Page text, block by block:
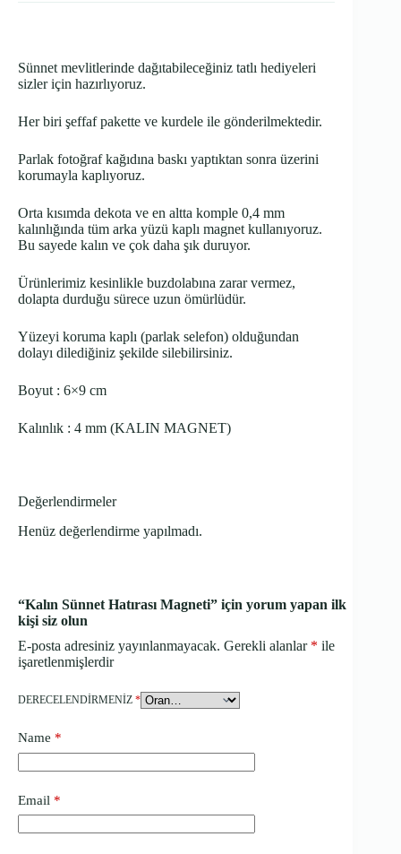
Sünnet mevlitlerinde dağıtabileceğiniz tatlı hediyeleri
sizler için hazırlıyoruz.
Her biri şeffaf pakette ve kurdele ile gönderilmektedir.
Parlak fotoğraf kağıdına baskı yaptıktan sonra üzerini
korumayla kaplıyoruz.
Orta kısımda dekota ve en altta komple 0,4 mm
kalınlığında tüm arka yüzü kaplı magnet kullanıyoruz.
Bu sayede kalın ve çok daha şık duruyor.
Ürünlerimiz kesinlikle buzdolabına zarar vermez,
dolapta durduğu sürece uzun ömürlüdür.
Yüzeyi koruma kaplı (parlak selefon) olduğundan
dolayı dilediğiniz şekilde silebilirsiniz.
Boyut : 6×9 cm
Kalınlık : 4 mm (KALIN MAGNET)
Değerlendirmeler
Henüz değerlendirme yapılmadı.
“Kalın Sünnet Hatırası Magneti” için yorum yapan ilk
kişi siz olun
E-posta adresiniz yayınlanmayacak. Gerekli alanlar * ile
işaretlenmişlerdir
DERECELENDIRMENIZ *
Name *
Email *